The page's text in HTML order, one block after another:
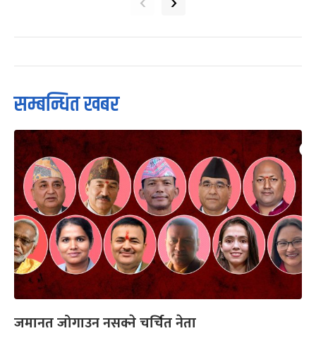
सम्बन्धित खबर
जमानत जोगाउन नसक्ने चर्चित नेता